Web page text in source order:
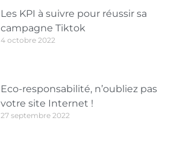
Les KPI à suivre pour réussir sa
campagne Tiktok
4 octobre 2022
Eco-responsabilité, n’oubliez pas
votre site Internet !
27 septembre 2022